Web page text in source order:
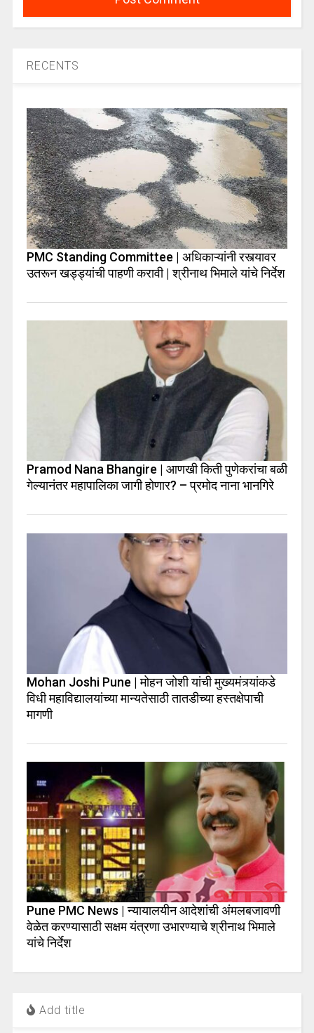
RECENTS
PMC Standing Committee | अधिकाऱ्यांनी रस्त्यावर
उतरून खड्ड्यांची पाहणी करावी | श्रीनाथ भिमाले यांचे निर्देश
Pramod Nana Bhangire | आणखी किती पुणेकरांचा बळी
गेल्यानंतर महापालिका जागी होणार? – प्रमोद नाना भानगिरे
Mohan Joshi Pune | मोहन जोशी यांची मुख्यमंत्र्यांकडे
विधी महाविद्यालयांच्या मान्यतेसाठी तातडीच्या हस्तक्षेपाची
मागणी
Pune PMC News | न्यायालयीन आदेशांची अंमलबजावणी
वेळेत करण्यासाठी सक्षम यंत्रणा उभारण्याचे श्रीनाथ भिमाले
यांचे निर्देश
Add title